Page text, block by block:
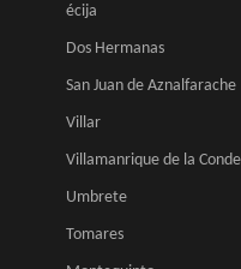
écija
Dos Hermanas
San Juan de Aznalfarache
Villar
Villamanrique de la
Umbrete
Tomares